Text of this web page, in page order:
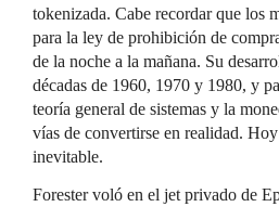
tokenizada. Cabe recordar que los
para la ley de prohibición de
de la noche a la mañana. Su
décadas de 1960, 1970 y 1980, y
teoría general de sistemas y la
vías de convertirse en realidad.
inevitable.
Forester voló en el jet privado de